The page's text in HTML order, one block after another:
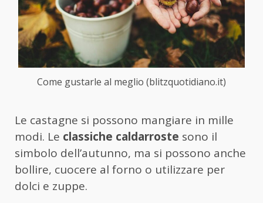
Come gustarle al meglio (blitzquotidiano.it)
Le castagne si possono mangiare in mille
modi. Le classiche caldarroste sono il
simbolo dell’autunno, ma si possono anche
bollire, cuocere al forno o utilizzare per
dolci e zuppe.